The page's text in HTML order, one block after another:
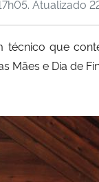
. Atualizado
que
e Dia de